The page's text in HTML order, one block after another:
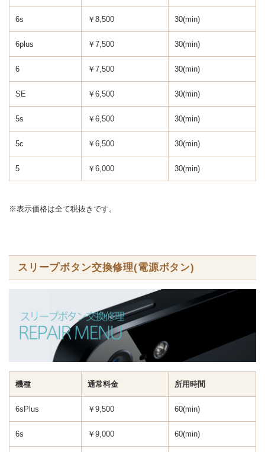
6s ￥8,500 30(min)
6plus ￥7,500 30(min)
6 ￥7,500 30(min)
SE ￥6,500 30(min)
5s ￥6,500 30(min)
5c ￥6,500 30(min)
5 ￥6,000 30(min)
※表示価格は全て税抜きです。
スリープボタン交換修理(電源ボタン)
機種 通常料金 所用時間
6sPlus ￥9,500 60(min)
6s ￥9,000 60(min)